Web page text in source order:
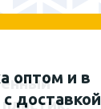
оптом и в
доставкой